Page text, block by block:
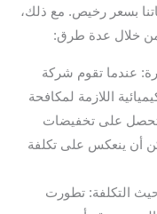
بسعر رخيص. مع ذلك،
من خلال عدة طرق:
عندما تقوم شركة
اللازمة لمكافحة
تحصل على تخفيضات
أن ينعكس على تكلفة
التكلفة: تطورت